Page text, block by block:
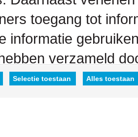
toegang tot
informatie
verzameld
Selectie toestaan Alles toestaan